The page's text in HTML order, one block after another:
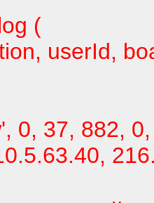
(
userId,
0, 37, 882,